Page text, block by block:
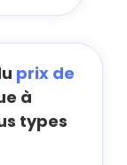
prix de
à
types